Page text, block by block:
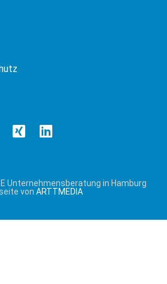
Unternehmensberatung in Hamburg
von ARTTMEDIA